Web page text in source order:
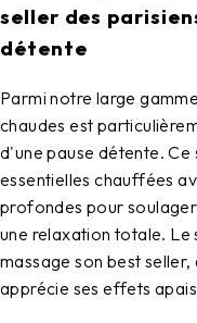
seller des
détente
Parmi notre large
chaudes est
d'une pause détente. Ce
essentielles chauffées
profondes pour
une relaxation totale. Le
massage son best
apprécie ses effets